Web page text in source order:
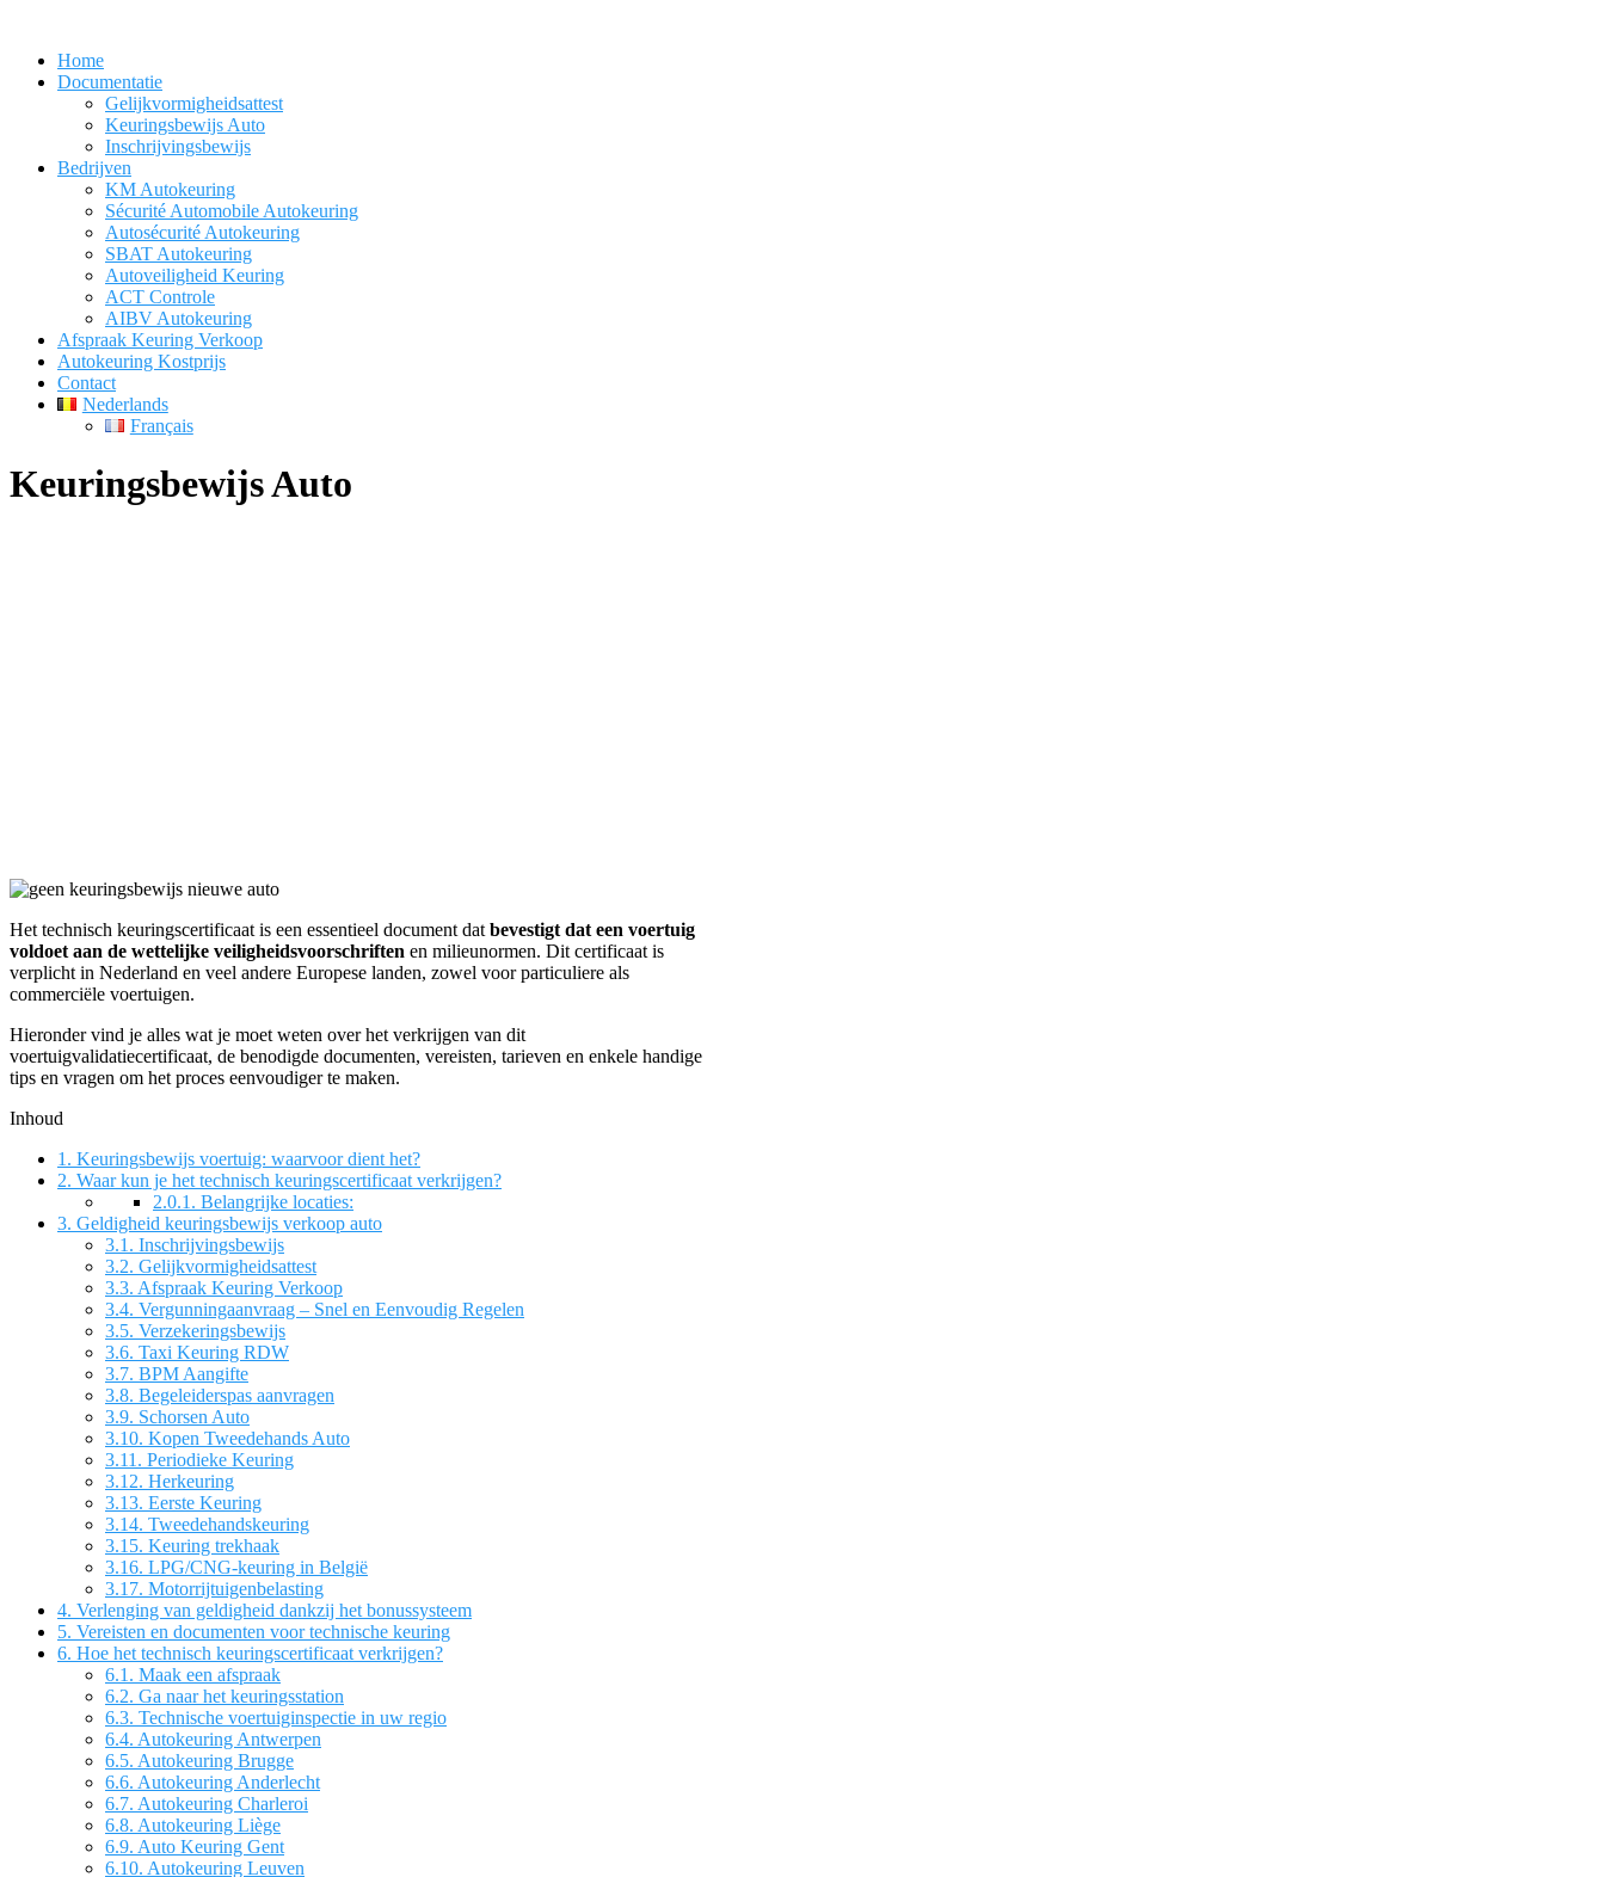
contentHome
Documentatie
Gelijkvormigheidsattest
Keuringsbewijs Auto
Inschrijvingsbewijs
Bedrijven
KM Autokeuring
Sécurité Automobile Autokeuring
Autosécurité Autokeuring
SBAT Autokeuring
Autoveiligheid Keuring
ACT Controle
AIBV Autokeuring
Afspraak Keuring Verkoop
Autokeuring Kostprijs
Contact
Nederlands
Français
Keuringsbewijs Auto
Het technisch keuringscertificaat is een essentieel document dat bevestigt dat een voertuig
voldoet aan de wettelijke veiligheidsvoorschriften en milieunormen. Dit certificaat is
verplicht in Nederland en veel andere Europese landen, zowel voor particuliere als
commerciële voertuigen.
Hieronder vind je alles wat je moet weten over het verkrijgen van dit
voertuigvalidatiecertificaat, de benodigde documenten, vereisten, tarieven en enkele handige
tips en vragen om het proces eenvoudiger te maken.
Inhoud
1. Keuringsbewijs voertuig: waarvoor dient het?
2. Waar kun je het technisch keuringscertificaat verkrijgen?
2.0.1. Belangrijke locaties:
3. Geldigheid keuringsbewijs verkoop auto
3.1. Inschrijvingsbewijs
3.2. Gelijkvormigheidsattest
3.3. Afspraak Keuring Verkoop
3.4. Vergunningaanvraag – Snel en Eenvoudig Regelen
3.5. Verzekeringsbewijs
3.6. Taxi Keuring RDW
3.7. BPM Aangifte
3.8. Begeleiderspas aanvragen
3.9. Schorsen Auto
3.10. Kopen Tweedehands Auto
3.11. Periodieke Keuring
3.12. Herkeuring
3.13. Eerste Keuring
3.14. Tweedehandskeuring
3.15. Keuring trekhaak
3.16. LPG/CNG-keuring in België
3.17. Motorrijtuigenbelasting
4. Verlenging van geldigheid dankzij het bonussysteem
5. Vereisten en documenten voor technische keuring
6. Hoe het technisch keuringscertificaat verkrijgen?
6.1. Maak een afspraak
6.2. Ga naar het keuringsstation
6.3. Technische voertuiginspectie in uw regio
6.4. Autokeuring Antwerpen
6.5. Autokeuring Brugge
6.6. Autokeuring Anderlecht
6.7. Autokeuring Charleroi
6.8. Autokeuring Liège
6.9. Auto Keuring Gent
6.10. Autokeuring Leuven